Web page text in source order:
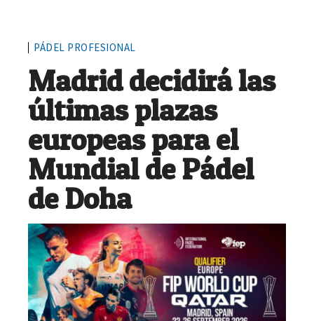
PÁDEL PROFESIONAL
Madrid decidirá las
últimas plazas
europeas para el
Mundial de Pádel
de Doha